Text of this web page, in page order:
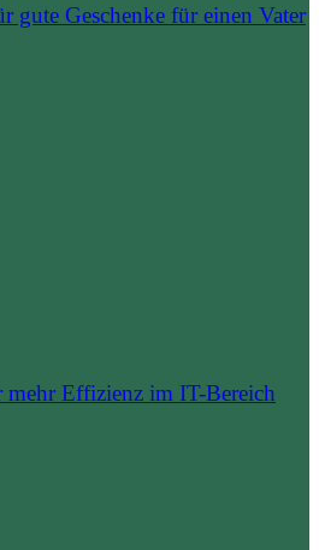
gute Geschenke für einen Vater
Effizienz im IT-Bereich